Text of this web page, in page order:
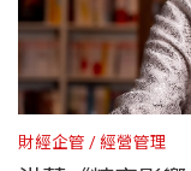
財經企管 經營管理